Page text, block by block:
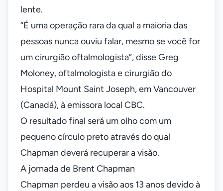
lente.
“É uma operação rara da qual a maioria das
pessoas nunca ouviu falar, mesmo se você for
um cirurgião oftalmologista”, disse Greg
Moloney, oftalmologista e cirurgião do
Hospital Mount Saint Joseph, em Vancouver
(Canadá), à emissora local CBC.
O resultado final será um olho com um
pequeno círculo preto através do qual
Chapman deverá recuperar a visão.
A jornada de Brent Chapman
Chapman perdeu a visão aos 13 anos devido à